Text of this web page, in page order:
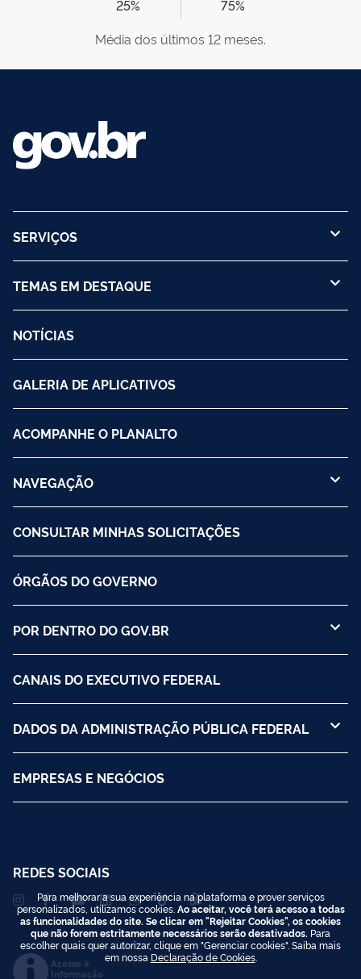
25%
75%
Média dos últimos 12 meses.
SERVIÇOS
TEMAS EM DESTAQUE
NOTÍCIAS
GALERIA DE APLICATIVOS
ACOMPANHE O PLANALTO
NAVEGAÇÃO
CONSULTAR MINHAS SOLICITAÇÕES
ÓRGÃOS DO GOVERNO
POR DENTRO DO GOV.BR
CANAIS DO EXECUTIVO FEDERAL
DADOS DA ADMINISTRAÇÃO PÚBLICA FEDERAL
EMPRESAS E NEGÓCIOS
REDES SOCIAIS
Acesso à
Informação
Para melhorar a sua experiência na plataforma e prover serviços
personalizados, utilizamos cookies. Ao aceitar, você terá acesso a todas
as funcionalidades do site. Se clicar em "Rejeitar Cookies", os cookies
que não forem estritamente necessários serão desativados. Para
escolher quais quer autorizar, clique em "Gerenciar cookies". Saiba mais
em nossa Declaração de Cookies.